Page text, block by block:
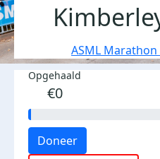
ASML
Opgehaald
€0
Doneer